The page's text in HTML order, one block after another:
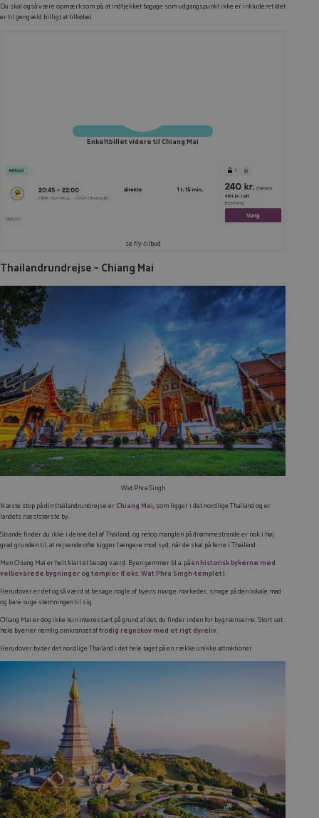
Du skal også være opmærksom på, at indtjekket bagage som udgangspunkt ikke er inkluderet (det
er til gengæld billigt at tilkøbe).
Enkeltbillet videre til Chiang Mai
se fly-tilbud
Thailandrundrejse – Chiang Mai
Wat Phra Singh
Næste stop på din thailandrundrejse erChiang Mai, som ligger i det nordlige Thailand og er
landets næststørste by.
Strande finder du ikke i denne del af Thailand, og netop manglen på drømmestrande er nok i høj
grad grunden til, at rejsende ofte kigger længere mod syd, når de skal på ferie i Thailand.
Men Chiang Mai er helt klart et besøg værd. Byen gemmer bl.a. på enhistorisk bykerne med
velbevarede bygninger og templer (f.eks. Wat Phra Singh-templet).
Herudover er det også værd at besøge nogle af byens mange markeder, smage på den lokale mad
og bare suge stemningen til sig.
Chiang Mai er dog ikke kun interessant på grund af det, du finder inden for bygrænserne. Stort set
hele byen er nemlig omkranset affrodig regnskov med et rigt dyreliv.
Herudover byder det nordlige Thailand i det hele taget på en række unikke attraktioner.